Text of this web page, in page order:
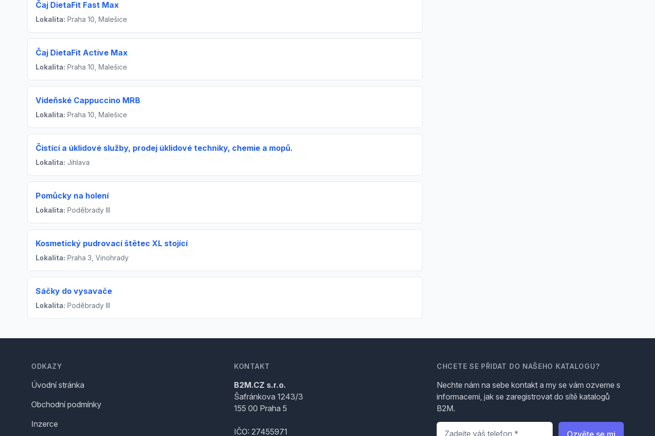
Čaj DietaFit Fast Max
Lokalita: Praha 10, Malešice
Čaj DietaFit Active Max
Lokalita: Praha 10, Malešice
Vídeňské Cappuccino MRB
Lokalita: Praha 10, Malešice
Čistící a úklidové služby, prodej úklidové techniky, chemie a mopů.
Lokalita: Jihlava
Pomůcky na holení
Lokalita: Poděbrady III
Kosmetický pudrovací štětec XL stojící
Lokalita: Praha 3, Vinohrady
Sáčky do vysavače
Lokalita: Poděbrady III
ODKAZY
Úvodní stránka
Obchodní podmínky
Inzerce
KONTAKT
B2M.CZ s.r.o.
Šafránkova 1243/3
155 00 Praha 5
IČO: 27455971
CHCETE SE PŘIDAT DO NAŠEHO KATALOGU?
Nechte nám na sebe kontakt a my se vám ozveme s
informacemi, jak se zaregistrovat do sítě katalogů
B2M.
Telefon
Ozvěte se mi